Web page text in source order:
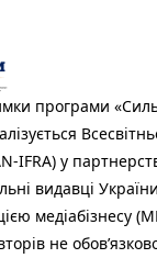
програми
IFRA) у
видавці
медіабізнесу
не